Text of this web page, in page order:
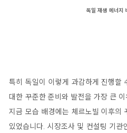
독일 재생 에너지
특히 독일이 이렇게 과감하게 진행할
대한 꾸준한 준비와 발전을 가장 큰
지금 모습 배경에는 체르노빌 이후의
있었습니다. 시장조사 및 컨설팅 기